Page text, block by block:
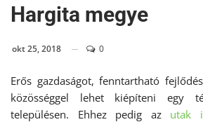
Hargita megye
okt 25, 2018 0
Erős gazdaságot, fenntartható
közösséggel lehet kiépíteni egy
településen. Ehhez pedig az utak